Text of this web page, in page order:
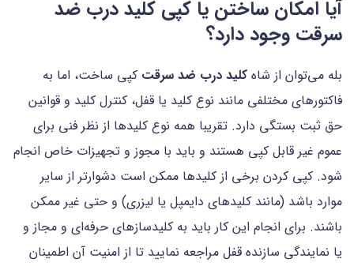
آیا امکان ساختن یا کپی کلید درب ضد
سرقت وجود دارد؟
بله می‌توان از شاه کلید درب ضد سرقت کپی ساخت، اما به
فاکتورهای مختلفی مانند نوع کلید یا قفل، کنترل کلید و قوانین
حق ثبت بستگی دارد. تقریبا همه نوع کلیدها از نظر فنی برای
عموم غیر قابل کپی هستند و باید با مجوز و تجهیزات خاص انجام
شود. کپی کردن برخی از کلیدها ممکن است دشوارتر از سایر
موارد باشد (مانند کلیدهای دایمپل یا لیزری) و حتی غیر ممکن
باشند. برای انجام این کار باید به کلیدسازهای حرفه‌ای و مجاز و
یا نمایندگی سازنده قفل مراجعه نمایید تا از امنیت آن اطمینان